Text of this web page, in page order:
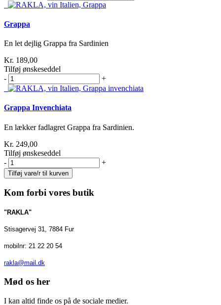
Grappa
En let dejlig Grappa fra Sardinien
Kr. 189,00
Tilføj ønskeseddel
-
+
Grappa Invenchiata
En lækker fadlagret Grappa fra Sardinien.
Kr. 249,00
Tilføj ønskeseddel
-
+
Kom forbi vores butik
"RAKLA"
Stisagervej 31, 7884 Fur
mobilnr: 21 22 20 54
rakla@mail.dk
Mød os her
I kan altid finde os på de sociale medier.